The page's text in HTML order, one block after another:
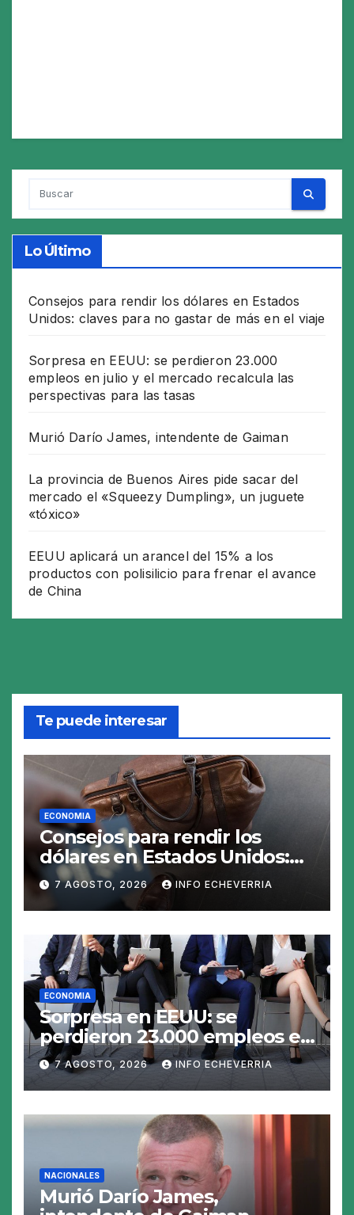
Lo Último
Consejos para rendir los dólares en Estados
Unidos: claves para no gastar de más en el viaje
Sorpresa en EEUU: se perdieron 23.000
empleos en julio y el mercado recalcula las
perspectivas para las tasas
Murió Darío James, intendente de Gaiman
La provincia de Buenos Aires pide sacar del
mercado el «Squeezy Dumpling», un juguete
«tóxico»
EEUU aplicará un arancel del 15% a los
productos con polisilicio para frenar el avance
de China
Te puede interesar
ECONOMIA
Consejos para rendir los
dólares en Estados Unidos:
claves para no gastar de más
en el viaje
7 AGOSTO, 2026 INFO ECHEVERRIA
ECONOMIA
Sorpresa en EEUU: se
perdieron 23.000 empleos en
julio y el mercado recalcula
las perspectivas para las
tasas
7 AGOSTO, 2026 INFO ECHEVERRIA
NACIONALES
Murió Darío James,